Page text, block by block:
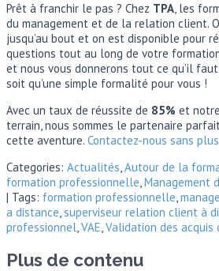
Prêt à franchir le pas ? Chez TPA, les
du management et de la relation client.
jusqu’au bout et on est disponible pour
questions tout au long de votre
et nous vous donnerons tout ce qu’il faut
soit qu’une simple formalité pour vous !
Avec un taux de réussite de 85% et
terrain, nous sommes le partenaire
cette aventure. Contactez-nous sans
Categories: Actualités,Autour de la
formation professionnelle,Management
| Tags: formation professionnelle,
a distance,superviseur relation client à
professionnel,VAE,Validation des acquis
Plus de contenu